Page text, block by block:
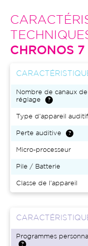
CHRONOS
Nombre de canaux de
réglage
Type d'appareil auditif
Perte auditive
Micro-processeur
Pile / Batterie
Classe de l'appareil
Programmes